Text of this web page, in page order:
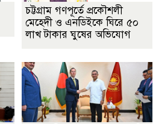
চট্টগ্রাম গণপূর্তে প্রকৌশলী
মেহেদী ও এনডিইকে ঘিরে ৫০
লাখ টাকার ঘুষের অভিযোগ